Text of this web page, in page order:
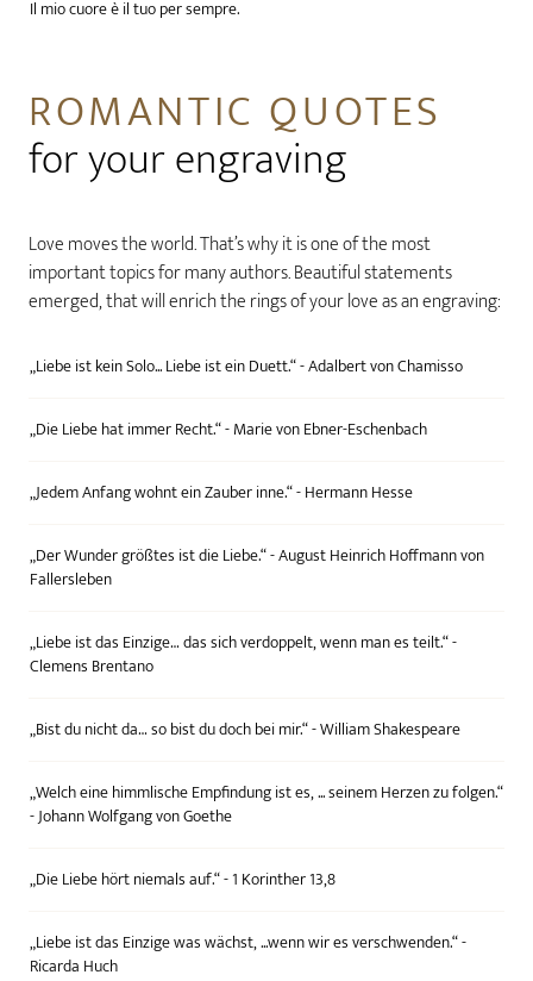
Il mio cuore è il tuo per sempre.
ROMANTIC QUOTES
for your engraving
Love moves the world. That’s why it is one of the most
important topics for many authors. Beautiful statements
emerged, that will enrich the rings of your love as an engraving:
„Liebe ist kein Solo... Liebe ist ein Duett.“ - Adalbert von Chamisso
„Die Liebe hat immer Recht.“ - Marie von Ebner-Eschenbach
„Jedem Anfang wohnt ein Zauber inne.“ - Hermann Hesse
„Der Wunder größtes ist die Liebe.“ - August Heinrich Hoffmann von
Fallersleben
„Liebe ist das Einzige… das sich verdoppelt, wenn man es teilt.“ -
Clemens Brentano
„Bist du nicht da… so bist du doch bei mir.“ - William Shakespeare
„Welch eine himmlische Empfindung ist es, ... seinem Herzen zu folgen.“
- Johann Wolfgang von Goethe
„Die Liebe hört niemals auf.“ - 1 Korinther 13,8
„Liebe ist das Einzige was wächst, ...wenn wir es verschwenden.“ -
Ricarda Huch